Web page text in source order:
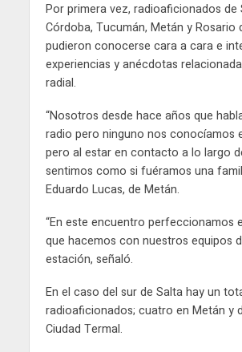
Por primera vez, radioaficionados de
Córdoba, Tucumán, Metán y Rosario
pudieron conocerse cara a cara e
experiencias y anécdotas
radial.
“Nosotros desde hace años que
radio pero ninguno nos conocíamos
pero al estar en contacto a lo largo
sentimos como si fuéramos una
Eduardo Lucas, de Metán.
“En este encuentro perfeccionamos
que hacemos con nuestros equipos
estación, señaló.
En el caso del sur de Salta hay un
radioaficionados; cuatro en Metán y
Ciudad Termal.